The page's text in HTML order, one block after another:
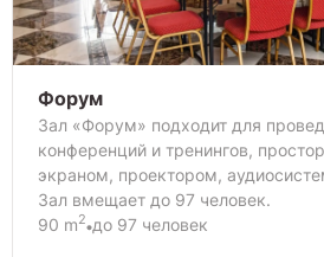
Форум
Зал «Форум» подходит для
конференций и тренингов,
экраном, проектором,
Зал вмещает до 97 человек.
90 m2 до 97 человек